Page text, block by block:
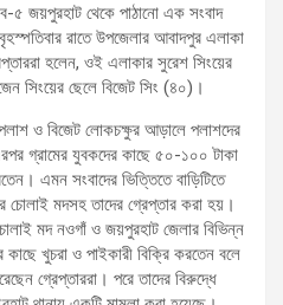
৫ জয়পুরহাট থেকে পাঠানো এক সংবাদ
রাতে উপজেলার আবাদপুর এলাকা
হলেন, ওই এলাকার সুরেশ সিংয়ের
সিংয়ের ছেলে বিজেট সিং (৪০)।
পলাশ ও বিজেট লোকচক্ষুর আড়ালে পলাশদের
গ্রামের যুবকদের কাছে ৫০-১০০ টাকা
এমন সংবাদের ভিত্তিতে বাড়িটিতে
চোলাই মদসহ তাদের গ্রেপ্তার করা হয়।
মদ নওগাঁ ও জয়পুরহাট জেলার বিভিন্ন
কাছে খুচরা ও পাইকারী বিক্রি করতেন বলে
গ্রেপ্তাররা। পরে তাদের বিরুদ্ধে